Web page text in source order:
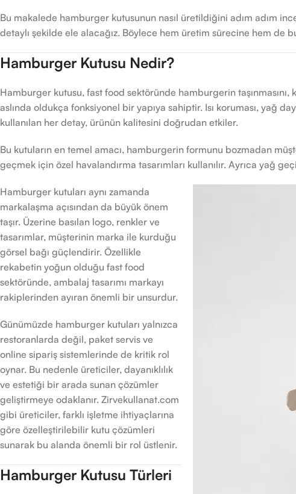
Bu makalede hamburger kutusunun nasıl üretildiğini adım adım
detaylı şekilde ele alacağız. Böylece hem üretim sürecine hem de
Hamburger Kutusu Nedir?
Hamburger kutusu, fast food sektöründe hamburgerin
aslında oldukça fonksiyonel bir yapıya sahiptir. Isı koruması, yağ
kullanılan her detay, ürünün kalitesini doğrudan etkiler.
Bu kutuların en temel amacı, hamburgerin formunu bozmadan
geçmek için özel havalandırma tasarımları kullanılır. Ayrıca yağ
Hamburger kutuları aynı zamanda
markalaşma açısından da büyük önem
taşır. Üzerine basılan logo, renkler ve
tasarımlar, müşterinin marka ile kurduğu
görsel bağı güçlendirir. Özellikle
rekabetin yoğun olduğu fast food
sektöründe, ambalaj tasarımı markayı
rakiplerinden ayıran önemli bir unsurdur.
Günümüzde hamburger kutuları yalnızca
restoranlarda değil, paket servis ve
online sipariş sistemlerinde de kritik rol
oynar. Bu nedenle üreticiler, dayanıklılık
ve estetiği bir arada sunan çözümler
geliştirmeye odaklanır. Zirvekullanat.com
gibi üreticiler, farklı işletme ihtiyaçlarına
göre özelleştirilebilir kutu çözümleri
sunarak bu alanda önemli bir rol üstlenir.
Hamburger Kutusu Türleri